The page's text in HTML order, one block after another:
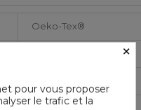
Oeko-Tex®
Bambou
×
pour vous proposer
le trafic et la